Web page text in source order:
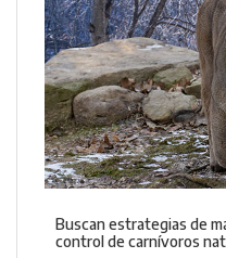
Buscan estrategias de
control de carnívoros